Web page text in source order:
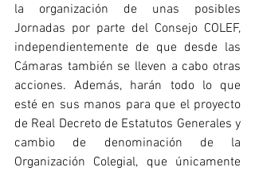
la organización de unas posibles
Jornadas por parte del Consejo COLEF,
independientemente de que desde las
Cámaras también se lleven a cabo otras
acciones. Además, harán todo lo que
esté en sus manos para que el proyecto
de Real Decreto de Estatutos Generales y
cambio de denominación de la
Organización Colegial, que únicamente